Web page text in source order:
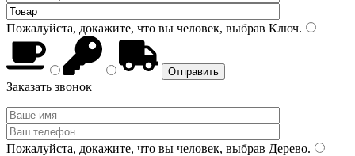
Пожалуйста, докажите, что вы человек, выбрав Ключ.
Заказать звонок
Пожалуйста, докажите, что вы человек, выбрав Дерево.